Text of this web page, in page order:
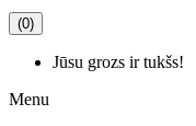
(0)
Jūsu grozs ir tukšs!
Menu